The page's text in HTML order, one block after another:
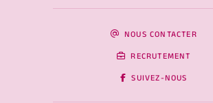
NOUS CONTACTER
RECRUTEMENT
SUIVEZ-NOUS